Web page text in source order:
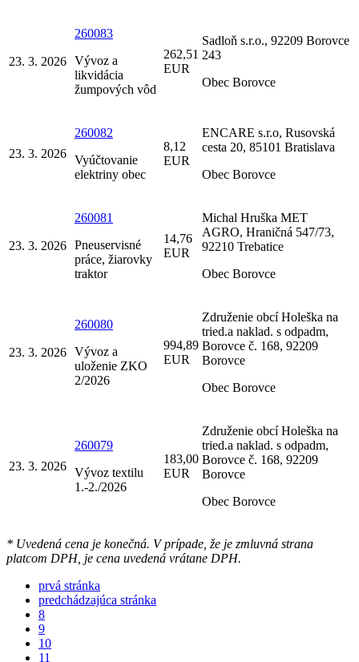
23. 3. 2026
260083
Vývoz a
likvidácia
žumpových vôd
262,51
EUR
Sadloň s.r.o., 92209 Borovce
243
Obec Borovce
23. 3. 2026
260082
Vyúčtovanie
elektriny obec
8,12
EUR
ENCARE s.r.o, Rusovská
cesta 20, 85101 Bratislava
Obec Borovce
23. 3. 2026
260081
Pneuservisné
práce, žiarovky
traktor
14,76
EUR
Michal Hruška MET
AGRO, Hraničná 547/73,
92210 Trebatice
Obec Borovce
23. 3. 2026
260080
Vývoz a
uloženie ZKO
2/2026
994,89
EUR
Združenie obcí Holeška na
tried.a naklad. s odpadm,
Borovce č. 168, 92209
Borovce
Obec Borovce
23. 3. 2026
260079
Vývoz textilu
1.-2./2026
183,00
EUR
Združenie obcí Holeška na
tried.a naklad. s odpadm,
Borovce č. 168, 92209
Borovce
Obec Borovce
* Uvedená cena je konečná. V prípade, že je zmluvná strana
platcom DPH, je cena uvedená vrátane DPH.
prvá stránka
predchádzajúca stránka
8
9
10
11